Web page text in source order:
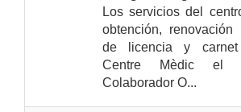
Los servicios del
obtención, renovación
de licencia y carnet
Centre Mèdic el
Colaborador O...